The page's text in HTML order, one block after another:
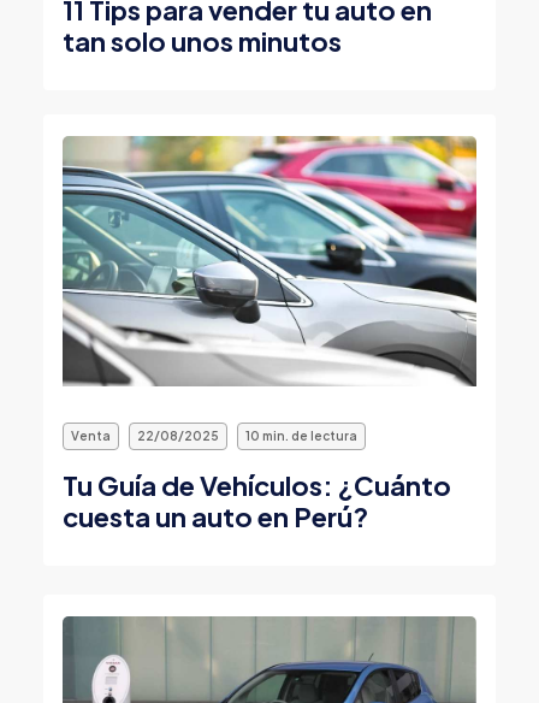
11 Tips para vender tu auto en
tan solo unos minutos
Venta 22/08/2025 10 min. de lectura
Tu Guía de Vehículos: ¿Cuánto
cuesta un auto en Perú?